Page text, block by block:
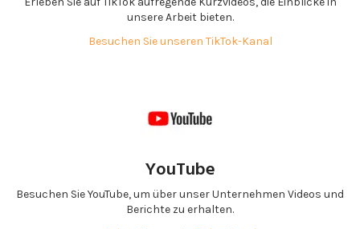
unsere Arbeit bieten.
Besuchen Sie unseren TikTok-Kanal
YouTube
Besuchen Sie YouTube, um über unser Unternehmen Videos und
Berichte zu erhalten.